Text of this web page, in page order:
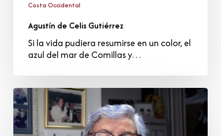
Costa Occidental
Agustín de Celis Gutiérrez
Si la vida pudiera resumirse en un color, el
azul del mar de Comillas y…
María
Juana
Gómez
Gómez